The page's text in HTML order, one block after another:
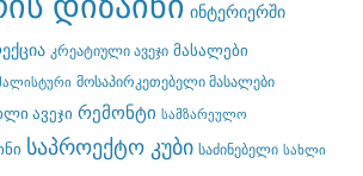
ინტერიერში
კრეატიული ავეჯი მასალები
მოსაპირკეთებელი მასალები
ავეჯი რემონტი სამზარეულო
საპროექტო კუბი საძინებელი სახლი